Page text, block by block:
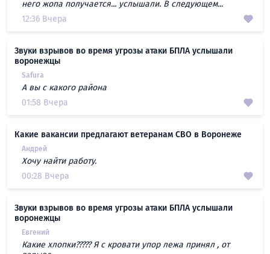
него жопа получается... услышали. В следующем...
12:36 Вчера
Звуки взрывов во время угрозы атаки БПЛА услышали
воронежцы
Safura
А вы с какого района
01:58 Вчера
Какие вакансии предлагают ветеранам СВО в Воронеже
Андрей
Хочу найти работу.
00:28 Вчера
Звуки взрывов во время угрозы атаки БПЛА услышали
воронежцы
Евгений
Какие хлопки????? Я с кровати упор лежа принял , от